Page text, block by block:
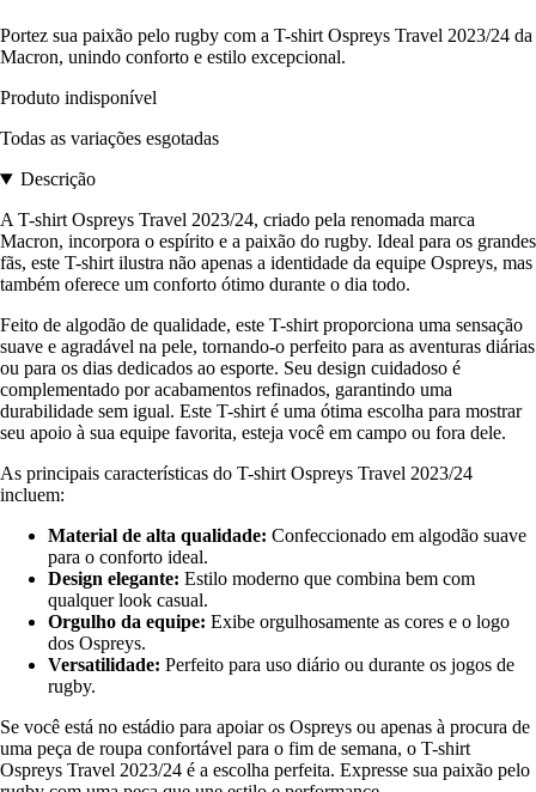
Portez sua paixão pelo rugby com a T-shirt Ospreys Travel 2023/24 da
Macron, unindo conforto e estilo excepcional.
Produto indisponível
Todas as variações esgotadas
Descrição
A T-shirt Ospreys Travel 2023/24, criado pela renomada marca
Macron, incorpora o espírito e a paixão do rugby. Ideal para os grandes
fãs, este T-shirt ilustra não apenas a identidade da equipe Ospreys, mas
também oferece um conforto ótimo durante o dia todo.
Feito de algodão de qualidade, este T-shirt proporciona uma sensação
suave e agradável na pele, tornando-o perfeito para as aventuras diárias
ou para os dias dedicados ao esporte. Seu design cuidadoso é
complementado por acabamentos refinados, garantindo uma
durabilidade sem igual. Este T-shirt é uma ótima escolha para mostrar
seu apoio à sua equipe favorita, esteja você em campo ou fora dele.
As principais características do T-shirt Ospreys Travel 2023/24
incluem:
Material de alta qualidade: Confeccionado em algodão suave
para o conforto ideal.
Design elegante: Estilo moderno que combina bem com
qualquer look casual.
Orgulho da equipe: Exibe orgulhosamente as cores e o logo
dos Ospreys.
Versatilidade: Perfeito para uso diário ou durante os jogos de
rugby.
Se você está no estádio para apoiar os Ospreys ou apenas à procura de
uma peça de roupa confortável para o fim de semana, o T-shirt
Ospreys Travel 2023/24 é a escolha perfeita. Expresse sua paixão pelo